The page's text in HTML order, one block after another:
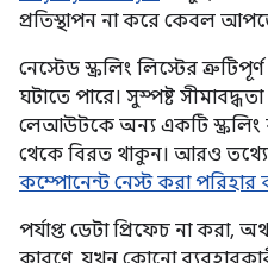
প্রতিস্থাপন না করে কেবল
নেস্টেড স্ক্রলিং লিস্টের
ঘটাতে পারে। সুস্পষ্ট
লেআউটকে অন্য একটি স্ক্রলিং
থেকে বিরত থাকুন। আরও
কম্পোনেন্ট নেস্ট করা
পর্যাপ্ত ডেটা প্রিফেচ না করা,